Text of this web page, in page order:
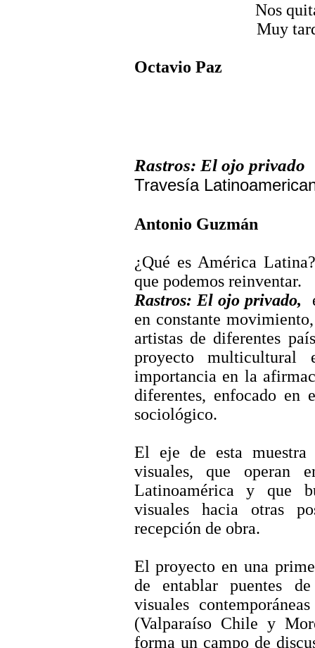
Nos
Muy
Octavio Paz
Rastros: El ojo privado
Travesía
Antonio Guzmán
¿Qué es América Latina
que podemos reinventar.
Rastros: El ojo privado,
en constante
artistas de diferentes
proyecto
importancia en la
diferentes, enfocado en
sociológico.
El eje de esta muestra
visuales, que operan
Latinoamérica y que
visuales hacia otras
recepción de obra.
El proyecto en una
de entablar puentes
visuales
(Valparaíso Chile y
forma un campo de